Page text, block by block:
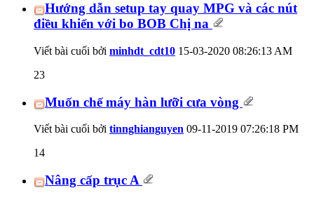
Hướng dẫn setup tay quay MPG và các nút
điều khiển với bo BOB Chị na
Viết bài cuối bởi minhdt_cdt10 15-03-2020 08:26:13 AM
23
Muốn chế máy hàn lưỡi cưa vòng
Viết bài cuối bởi tinnghianguyen 09-11-2019 07:26:18 PM
14
Nâng cấp trục A